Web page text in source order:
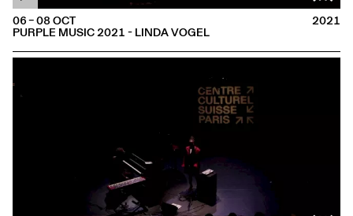
PURPLE MUSIC 2021 - LINDA VOGEL
06 – 08 OCT 2021